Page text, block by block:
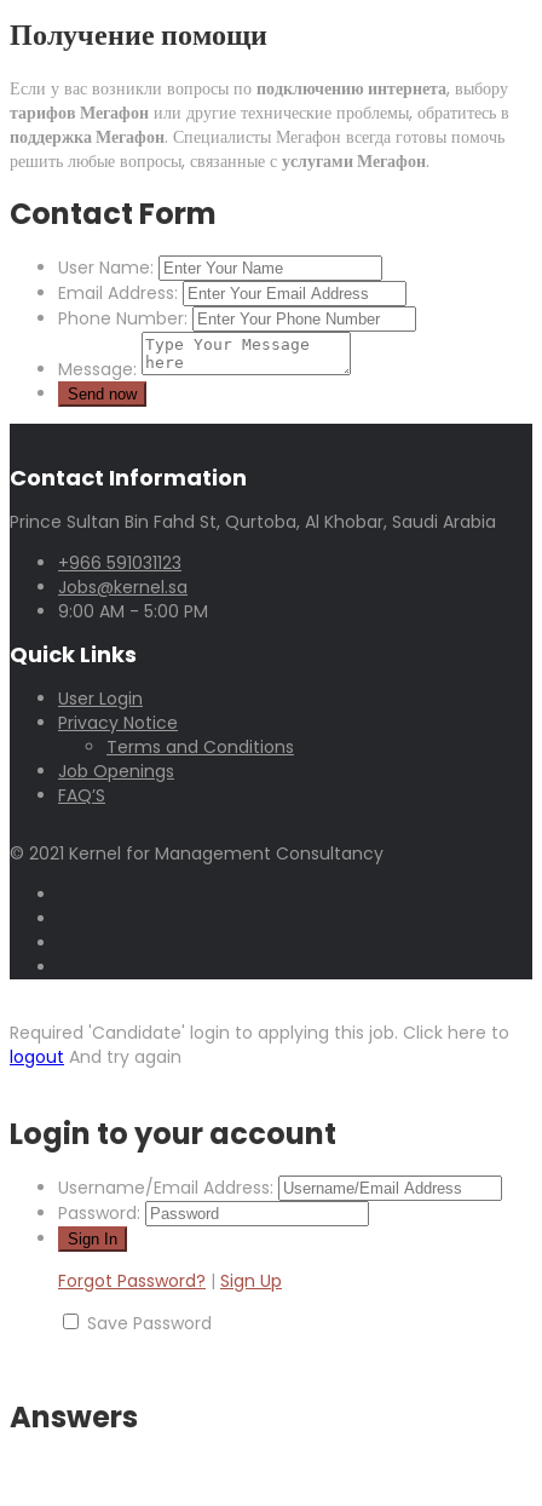
Получение помощи
Если у вас возникли вопросы по подключению интернета, выбору
тарифов Мегафон или другие технические проблемы, обратитесь в
поддержка Мегафон. Специалисты Мегафон всегда готовы помочь
решить любые вопросы, связанные с услугами Мегафон.
Contact Form
User Name:
Email Address:
Phone Number:
Message:
Contact Information
Prince Sultan Bin Fahd St, Qurtoba, Al Khobar, Saudi Arabia
+966 591031123
Jobs@kernel.sa
9:00 AM - 5:00 PM
Quick Links
User Login
Privacy Notice
Terms and Conditions
Job Openings
FAQ’S
© 2021 Kernel for Management Consultancy
Required 'Candidate' login to applying this job. Click here to
logout And try again
Login to your account
Username/Email Address:
Password:
Forgot Password? | Sign Up
Save Password
Answers